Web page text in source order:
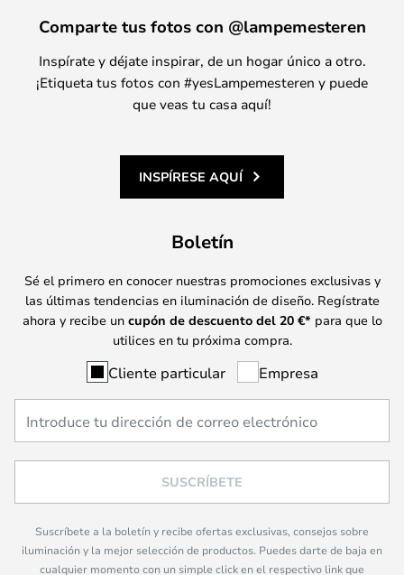
Comparte tus fotos con @lampemesteren
Inspírate y déjate inspirar, de un hogar único a otro.
¡Etiqueta tus fotos con #yesLampemesteren y puede
que veas tu casa aquí!
INSPÍRESE AQUÍ
Boletín
Sé el primero en conocer nuestras promociones exclusivas y
las últimas tendencias en iluminación de diseño. Regístrate
ahora y recibe un cupón de descuento del 20 €* para que lo
utilices en tu próxima compra.
Cliente particular Empresa
SUSCRÍBETE
Suscríbete a la boletín y recibe ofertas exclusivas, consejos sobre
iluminación y la mejor selección de productos. Puedes darte de baja en
cualquier momento con un simple click en el respectivo link que